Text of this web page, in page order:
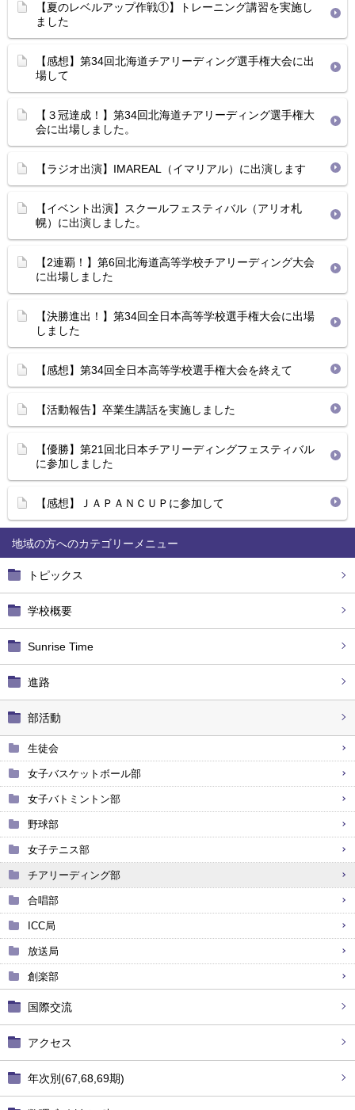
地域の方へ
トピックス
学校概要
Sunrise Time
進路
部活動
生徒会
女子バスケットボール部
女子バトミントン部
野球部
女子テニス部
チアリーディング部
合唱部
ICC局
放送局
創楽部
国際交流
アクセス
年次別(67,68,69期)
【夏のレベルアップ作戦①】トレーニング講習を実施し
ました
【感想】第34回北海道チアリーディング選手権大会に出
場して
【３冠達成！】第34回北海道チアリーディング選手権大
会に出場しました。
【ラジオ出演】IMAREAL（イマリアル）に出演します
【イベント出演】スクールフェスティバル（アリオ札
幌）に出演しました。
【2連覇！】第6回北海道高等学校チアリーディング大会
に出場しました
【決勝進出！】第34回全日本高等学校選手権大会に出場
しました
【感想】第34回全日本高等学校選手権大会を終えて
【活動報告】卒業生講話を実施しました
【優勝】第21回北日本チアリーディングフェスティバル
に参加しました
【感想】ＪＡＰＡＮＣＵＰに参加して